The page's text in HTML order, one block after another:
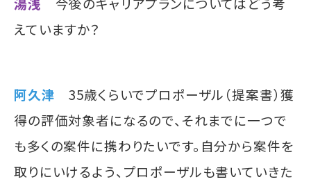
えていますか？
阿久津 35歳くらいでプロポーザル（提案書）獲
得の評価対象者になるので、それまでに一つで
も多くの案件に携わりたいです。自分から案件を
取りにいけるよう、プロポーザルも書いていきた